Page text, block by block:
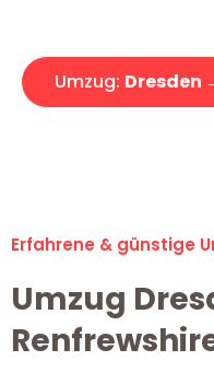
Umzug: Dresden
Erfahrene & günstige
Umzug